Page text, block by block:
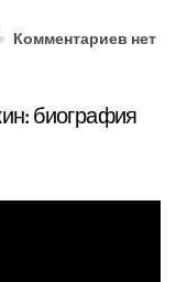
Комментариев нет